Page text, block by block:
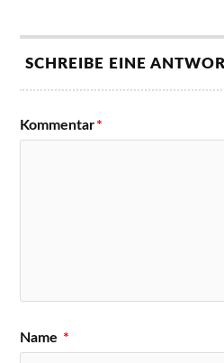
SCHREIBE EINE
Kommentar*
Name *